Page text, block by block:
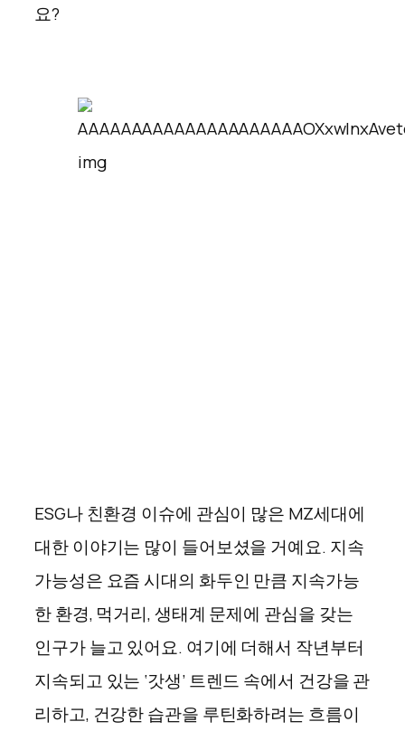
요?
ESG나 친환경 이슈에 관심이 많은 MZ세대에
대한 이야기는 많이 들어보셨을 거예요. 지속
가능성은 요즘 시대의 화두인 만큼 지속가능
한 환경, 먹거리, 생태계 문제에 관심을 갖는
인구가 늘고 있어요. 여기에 더해서 작년부터
지속되고 있는 ‘갓생’ 트렌드 속에서 건강을 관
리하고, 건강한 습관을 루틴화하려는 흐름이